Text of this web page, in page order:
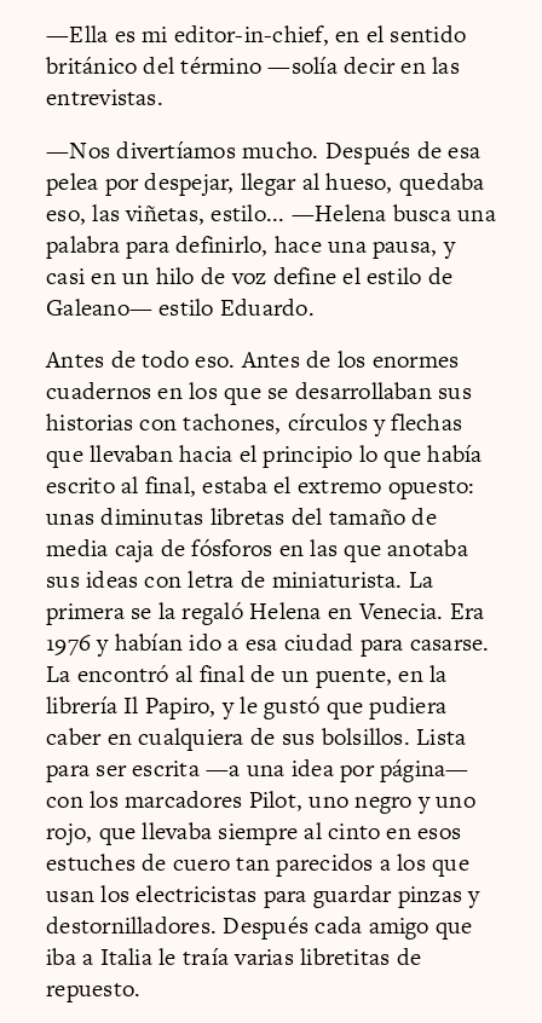
—Ella es mi editor-in-chief, en el sentido
británico del término —solía decir en las
entrevistas.
—Nos divertíamos mucho. Después de esa
pelea por despejar, llegar al hueso, quedaba
eso, las viñetas, estilo... —Helena busca una
palabra para definirlo, hace una pausa, y
casi en un hilo de voz define el estilo de
Galeano— estilo Eduardo.
Antes de todo eso. Antes de los enormes
cuadernos en los que se desarrollaban sus
historias con tachones, círculos y flechas
que llevaban hacia el principio lo que había
escrito al final, estaba el extremo opuesto:
unas diminutas libretas del tamaño de
media caja de fósforos en las que anotaba
sus ideas con letra de miniaturista. La
primera se la regaló Helena en Venecia. Era
1976 y habían ido a esa ciudad para casarse.
La encontró al final de un puente, en la
librería Il Papiro, y le gustó que pudiera
caber en cualquiera de sus bolsillos. Lista
para ser escrita —a una idea por página—
con los marcadores Pilot, uno negro y uno
rojo, que llevaba siempre al cinto en esos
estuches de cuero tan parecidos a los que
usan los electricistas para guardar pinzas y
destornilladores. Después cada amigo que
iba a Italia le traía varias libretitas de
repuesto.